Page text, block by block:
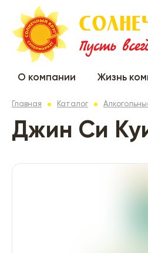
О компании Жизнь
Главная Каталог
Джин Си